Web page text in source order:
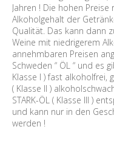
Jahren ! Die hohen
Alkoholgehalt der
Qualität. Das kann dann
Weine mit niedrigerem
annehmbaren Preisen
Schweden “ ÖL “ und es
Klasse I ) fast alkoholfrei,
( Klasse II )
STARK-ÖL ( Klasse III )
und kann nur in den
werden !